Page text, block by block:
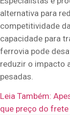
alternativa para
competitividade
capacidade para
ferrovia pode
reduzir o impacto
pesadas.
Leia Também:
que preço do